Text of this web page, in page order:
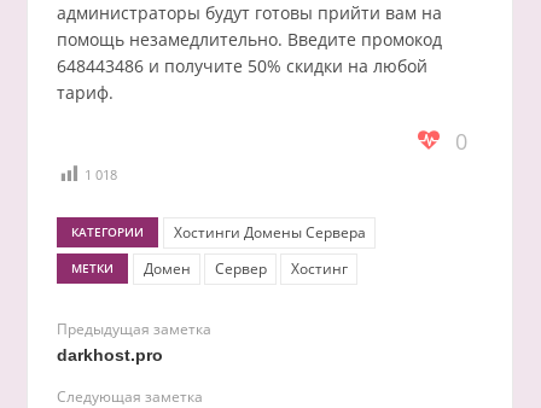
администраторы будут готовы прийти вам на
помощь незамедлительно. Введите промокод
648443486 и получите 50% скидки на любой
тариф.
0
1 018
КАТЕГОРИИ Хостинги Домены Сервера
МЕТКИ Домен Сервер Хостинг
Предыдущая заметка
darkhost.pro
Следующая заметка